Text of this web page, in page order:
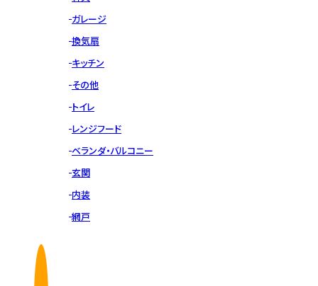
ガレージ
換気扇
キッチン
その他
トイレ
レンジフード
ベランダ・バルコニー
玄関
内装
網戸